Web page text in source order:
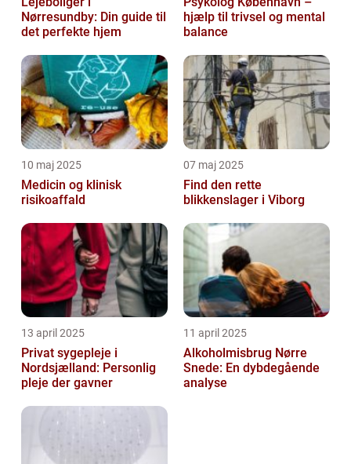
Nørresundby: Din guide til
det perfekte hjem
hjælp til trivsel og mental
balance
10 maj 2025
Medicin og klinisk
risikoaffald
07 maj 2025
Find den rette
blikkenslager i Viborg
13 april 2025
Privat sygepleje i
Nordsjælland: Personlig
pleje der gavner
11 april 2025
Alkoholmisbrug Nørre
Snede: En dybdegående
analyse